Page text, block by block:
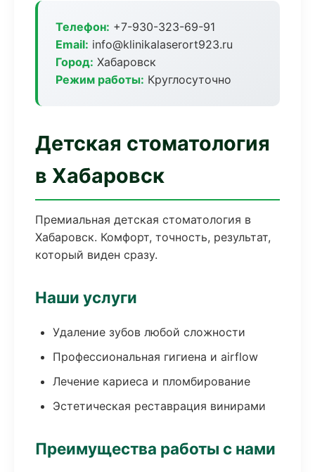
Телефон: +7-930-323-69-91
Email: info@klinikalaserort923.ru
Город: Хабаровск
Режим работы: Круглосуточно
Детская стоматология
в Хабаровск
Премиальная детская стоматология в
Хабаровск. Комфорт, точность, результат,
который виден сразу.
Наши услуги
Удаление зубов любой сложности
Профессиональная гигиена и airflow
Лечение кариеса и пломбирование
Эстетическая реставрация винирами
Преимущества работы с нами